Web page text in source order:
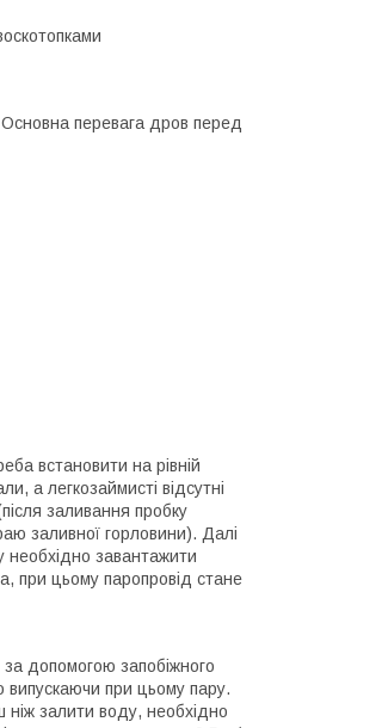
перевага дров перед
встановити на рівній
а легкозаймисті відсутні
заливання пробку
заливної горловини). Далі
необхідно завантажити
при цьому паропровід стане
за допомогою запобіжного
випускаючи при цьому пару.
ніж залити воду, необхідно